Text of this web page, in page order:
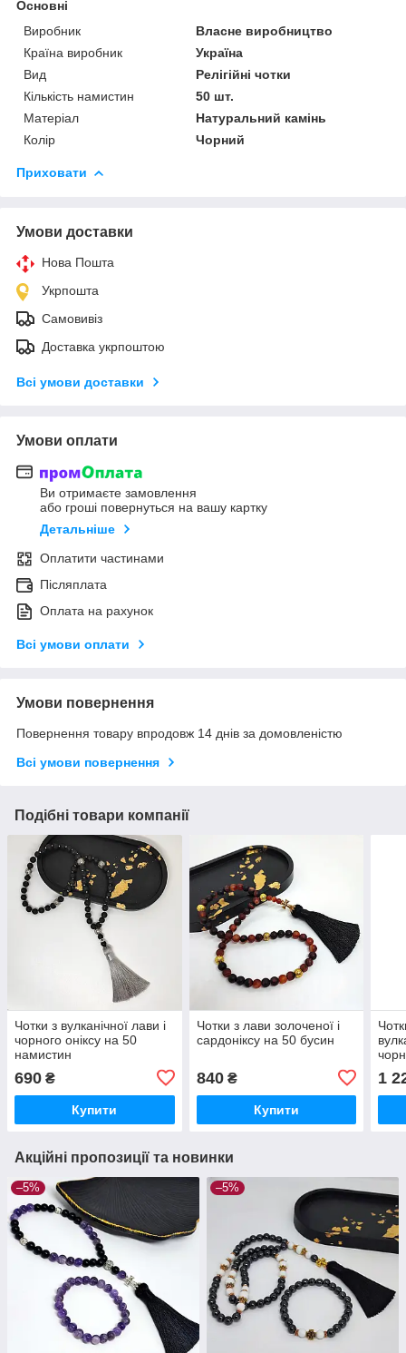
Основні
Виробник
Власне виробництво
Країна виробник
Україна
Вид
Релігійні чотки
Кількість намистин
50 шт.
Матеріал
Натуральний камінь
Колір
Чорний
Приховати
Умови доставки
Нова Пошта
Укрпошта
Самовивіз
Доставка укрпоштою
Всі умови доставки
Умови оплати
Ви отримаєте замовлення
або гроші повернуться на вашу картку
Детальніше
Оплатити частинами
Післяплата
Оплата на рахунок
Всі умови оплати
Умови повернення
Повернення товару впродовж 14 днів за домовленістю
Всі умови повернення
Подібні товари компанії
Чотки з вулканічної лави і
чорного оніксу на 50
намистин
690 ₴
Купити
Чотки з лави золоченої і
сардоніксу на 50 бусин
840₴
Купити
1
Акційні пропозиції та новинки
–5% –5%